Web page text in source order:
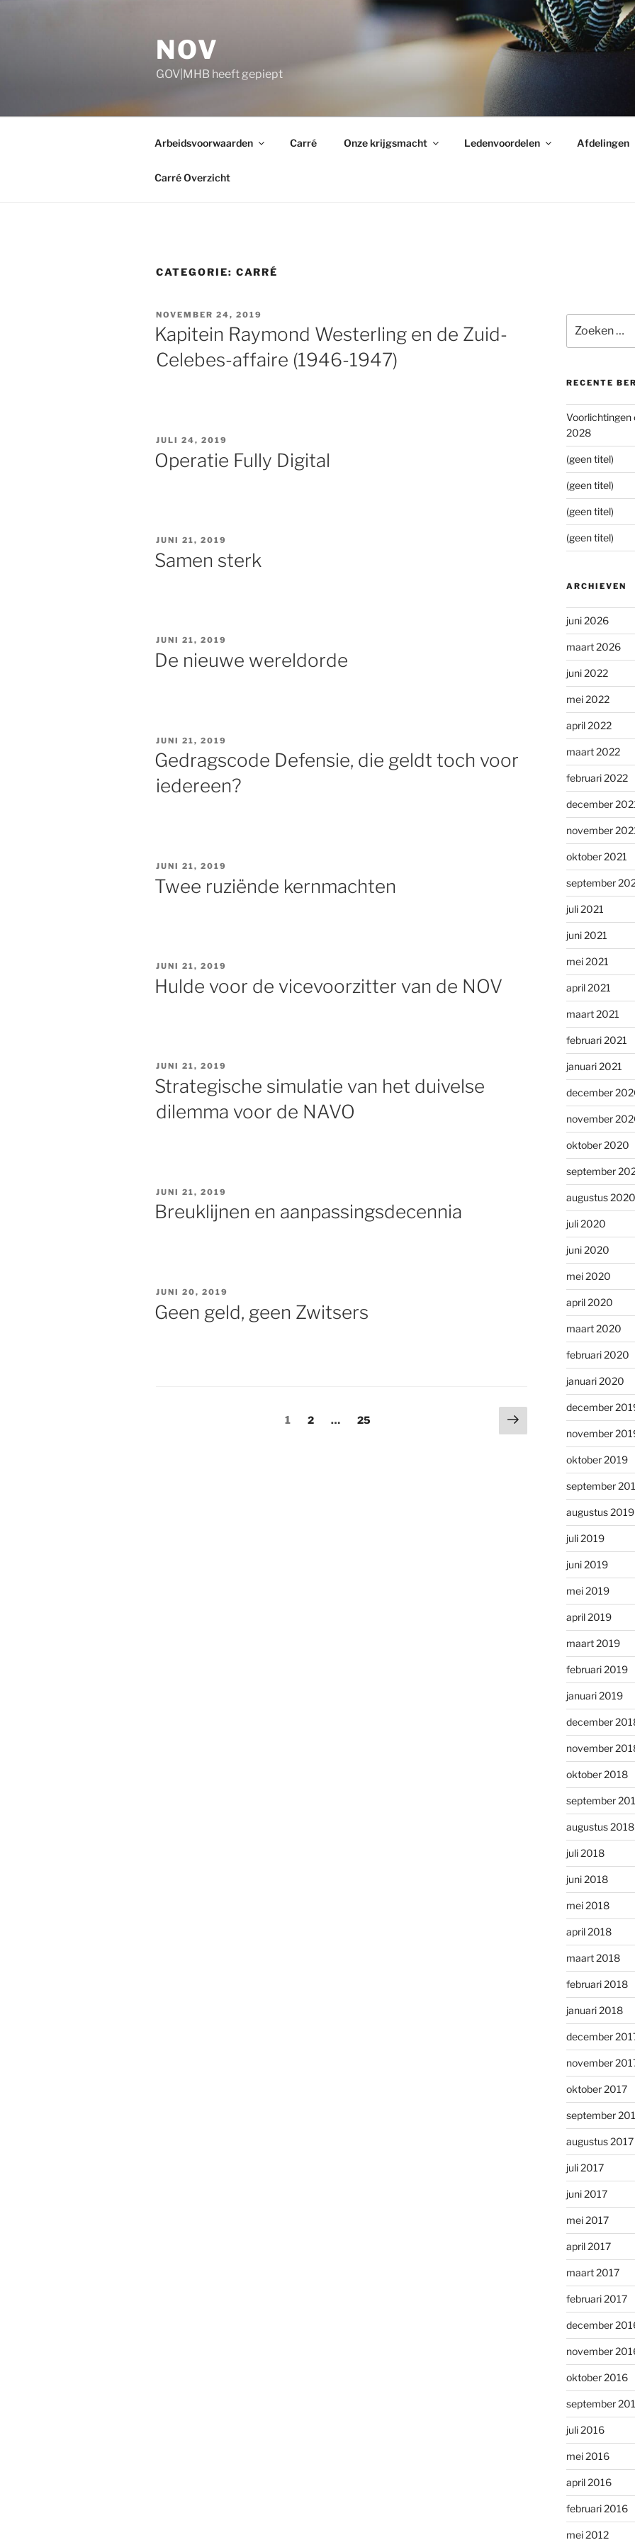
NOV
GOV|MHB heeft gepiept
Arbeidsvoorwaarden Carré Onze krijgsmacht Ledenvoordelen Afdelingen
Carré Overzicht
CATEGORIE: CARRÉ
GEPLAATST
OP
NOVEMBER 24, 2019
Kapitein Raymond Westerling en de Zuid-
Celebes-affaire (1946-1947)
GEPLAATST
OP
JULI 24, 2019
Operatie Fully Digital
GEPLAATST
OP
JUNI 21, 2019
Samen sterk
GEPLAATST
OP
JUNI 21, 2019
De nieuwe wereldorde
GEPLAATST
OP
JUNI 21, 2019
Gedragscode Defensie, die geldt toch voor
iedereen?
GEPLAATST
OP
JUNI 21, 2019
Twee ruziënde kernmachten
GEPLAATST
OP
JUNI 21, 2019
Hulde voor de vicevoorzitter van de NOV
GEPLAATST
OP
JUNI 21, 2019
Strategische simulatie van het duivelse
dilemma voor de NAVO
GEPLAATST
OP
JUNI 21, 2019
Breuklijnen en aanpassingsdecennia
GEPLAATST
OP
JUNI 20, 2019
Geen geld, geen Zwitsers
Pagina
1 Pagina
2 … Pagina
25
Volgende
pagina
naar:
RECENTE
Voorlichtingen
2028
(geen titel)
(geen titel)
(geen titel)
(geen titel)
ARCHIEVEN
juni 2026
maart 2026
juni 2022
mei 2022
april 2022
maart 2022
februari 2022
december
november
oktober 2021
september
juli 2021
juni 2021
mei 2021
april 2021
maart 2021
februari 2021
januari 2021
december
november
oktober 2020
september
augustus 2020
juli 2020
juni 2020
mei 2020
april 2020
maart 2020
februari 2020
januari 2020
december
november
oktober 2019
september
augustus 2019
juli 2019
juni 2019
mei 2019
april 2019
maart 2019
februari 2019
januari 2019
december
november
oktober 2018
september
augustus 2018
juli 2018
juni 2018
mei 2018
april 2018
maart 2018
februari 2018
januari 2018
december
november
oktober 2017
september
augustus 2017
juli 2017
juni 2017
mei 2017
april 2017
maart 2017
februari 2017
december
november
oktober 2016
september
juli 2016
mei 2016
april 2016
februari 2016
mei 2012